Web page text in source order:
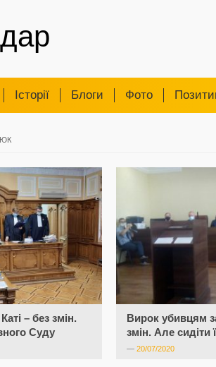
Iсторії Блоги Фото
– без змін.
Суду
Вирок убивцям
змін. Але
— 20/07/2020